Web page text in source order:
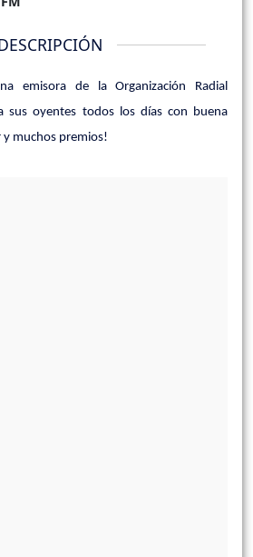
emisora de la Organización Radial
sus oyentes todos los días con buena
muchos premios!